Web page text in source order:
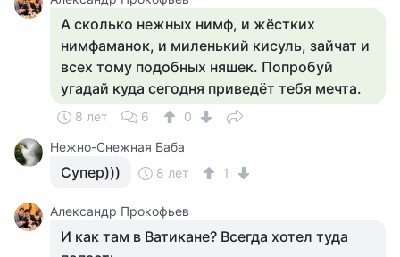
А сколько нежных нимф, и жёстких
нимфаманок, и миленький кисуль, зайчат и
всех тому подобных няшек. Попробуй
угадай куда сегодня приведёт тебя мечта.
8 лет 6
0
Нежно-Снежная Баба
Супер))) 8 лет 1
Александр Прокофьев
И как там в Ватикане? Всегда хотел туда